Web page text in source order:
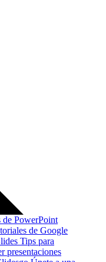
de PowerPoint
de Google
Tips para
presentaciones